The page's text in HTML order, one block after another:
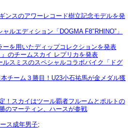
ンスのアワーレコード樹立記念モデルを発
ルエディション「DOGMA F8″RHINO”」
を用いたディップコレクションを発表
のチームスカイ レプリカを発表
スミスのスペシャルコラボバイク「ドグ
チーム３勝目！U23小石祐馬が金メダル獲
！スカイはツール覇者フルームとポルトの
のマーティン、ハースが参戦
ス成年男子;